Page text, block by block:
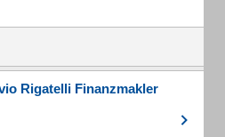
Rigatelli Finanzmakler